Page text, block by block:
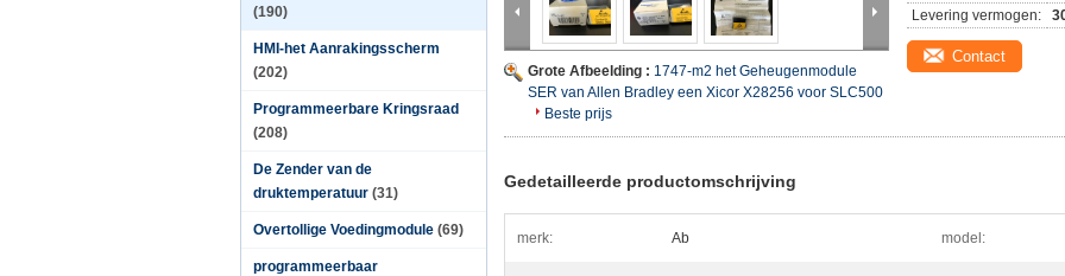
(190)
HMI-het Aanrakingsscherm
(202)
Programmeerbare Kringsraad
(208)
De Zender van de
druktemperatuur (31)
Overtollige Voedingmodule (69)
programmeerbaar
Grote Afbeelding : 1747-m2 het Geheugenmodule
SER van Allen Bradley een Xicor X28256 voor SLC500
Beste prijs
Levering vermogen:
Contact
Gedetailleerde productomschrijving
merk: Ab model: